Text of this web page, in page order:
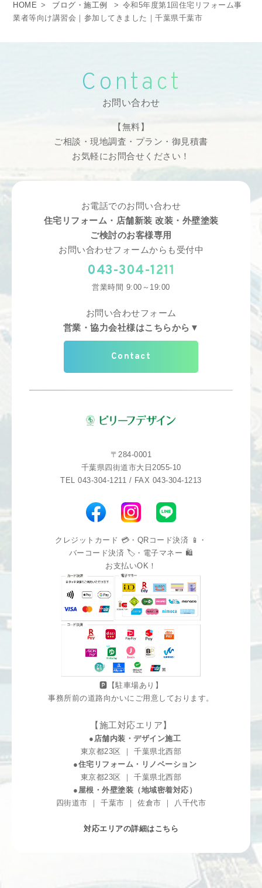
HOME > ブログ・施工例 > 令和5年度第1回住宅リフォーム事
業者等向け講習会｜参加してきました｜千葉県千葉市
Contact
お問い合わせ
【無料】
ご相談・現地調査・プラン・御見積書
お気軽にお問合せください！
お電話でのお問い合わせ
住宅リフォーム・店舗新装 改装・外壁塗装
ご検討のお客様専用
お問い合わせフォームからも受付中
043-304-1211
営業時間 9:00～19:00
お問い合わせフォーム
営業・協力会社様はこちらから▼
Contact
〒284-0001
千葉県四街道市大日2055-10
TEL 043-304-1211 / FAX 043-304-1213
クレジットカード 💳・QRコード決済 📱・
バーコード決済 🏷️・電子マネー 🛍️
お支払いOK！
🅿️【駐車場あり】
事務所前の道路向かいにご用意しております。
【施工対応エリア】
●店舗内装・デザイン施工
東京都23区 ｜ 千葉県北西部
●住宅リフォーム・リノベーション
東京都23区 ｜ 千葉県北西部
●屋根・外壁塗装（地域密着対応）
四街道市 ｜ 千葉市 ｜ 佐倉市 ｜ 八千代市
対応エリアの詳細はこちら